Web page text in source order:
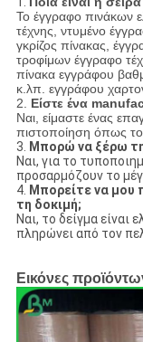
Το έγγραφο πινάκων
τέχνης, ντυμένο
γκρίζος πίνακας,
τροφίμων έγγραφο
πίνακα εγγράφου
κ.λπ. εγγράφου
2. Είστε ένα
Ναι, είμαστε ένας
πιστοποίηση όπως
3. Μπορώ να ξέρω
Ναι, για το
προσαρμόζουν το
4. Μπορείτε να μου
τη δοκιμή;
Ναι, το δείγμα
πληρώνει από τον
Εικόνες